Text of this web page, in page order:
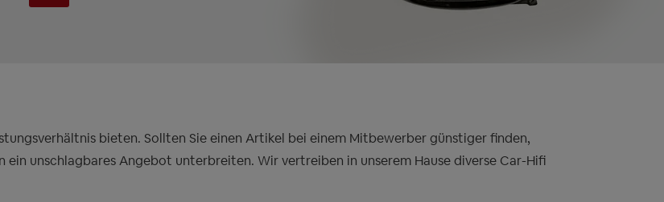
bieten. Sollten Sie einen Artikel bei einem Mitbewerber günstiger finden,
unschlagbares Angebot unterbreiten. Wir vertreiben in unserem Hause diverse Car-Hifi